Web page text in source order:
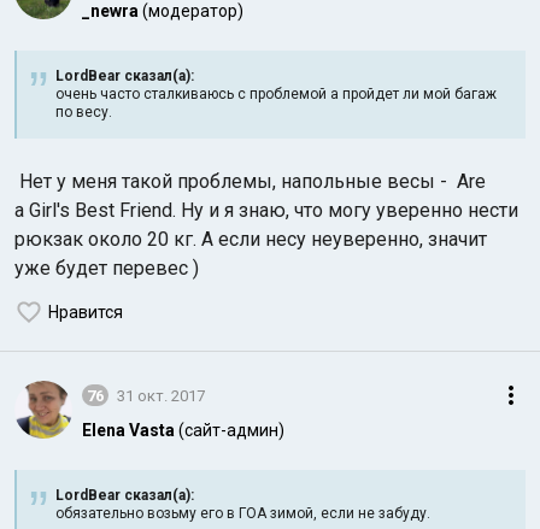
_newra (модератор)
LordBear сказал(а):
очень часто сталкиваюсь с проблемой а пройдет ли мой багаж
по весу.
Нет у меня такой проблемы, напольные весы - Are
a Girl's Best Friend. Ну и я знаю, что могу уверенно нести
рюкзак около 20 кг. А если несу неуверенно, значит
уже будет перевес )
Нравится
76 31 окт. 2017
Elena Vasta (сайт-админ)
LordBear сказал(а):
обязательно возьму его в ГОА зимой, если не забуду.